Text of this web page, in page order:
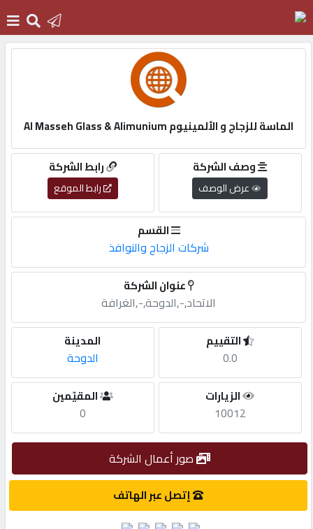
دخول
التسجيل
English
أضف
طلب
الماسة للزجاج و الألمينيوم Al Masseh Glass & Alimunium
رابط الشركة
رابط الموقع
وصف الشركة
عرض الوصف
القسم
شركات الزجاج والنوافذ
عنوان الشركة
الاتحاد,-,الدوحة,-,الغرافة
المدينة
الدوحة
التقييم
0.0
المقيّمين
0
الزيارات
10012
صور أعمال الشركة
إتصل عبر الهاتف